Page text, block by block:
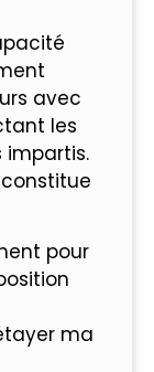
avec
les
impartis.
pour
ma